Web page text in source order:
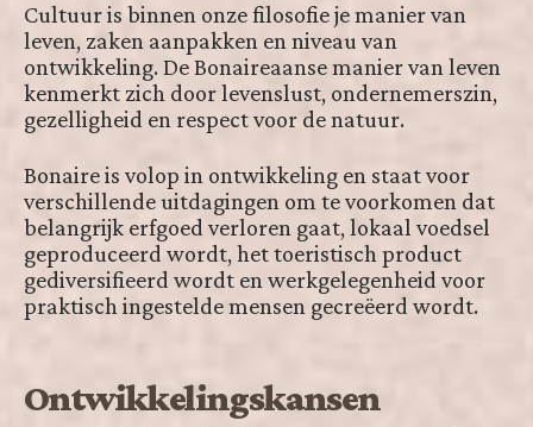
Cultuur is binnen onze filosofie je manier van
leven, zaken aanpakken en niveau van
ontwikkeling. De Bonaireaanse manier van leven
kenmerkt zich door levenslust, ondernemerszin,
gezelligheid en respect voor de natuur.
Bonaire is volop in ontwikkeling en staat voor
verschillende uitdagingen om te voorkomen dat
belangrijk erfgoed verloren gaat, lokaal voedsel
geproduceerd wordt, het toeristisch product
gediversifieerd wordt en werkgelegenheid voor
praktisch ingestelde mensen gecreëerd wordt.
Ontwikkelingskansen